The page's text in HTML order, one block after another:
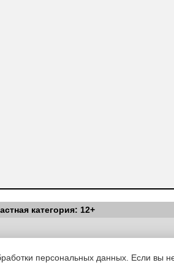
категория: 12+
|Условия|Политика
персональных данных. Если вы